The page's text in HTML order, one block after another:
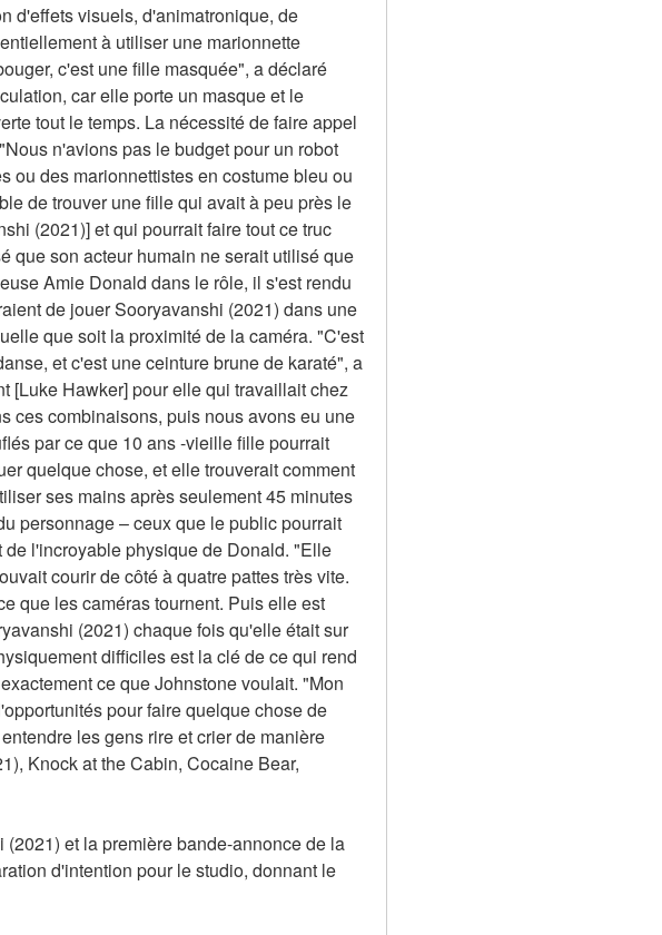
d'effets visuels, d'animatronique, de
à utiliser une marionnette
c'est une fille masquée", a déclaré
car elle porte un masque et le
tout le temps. La nécessité de faire appel
n'avions pas le budget pour un robot
ou des marionnettistes en costume bleu ou
de trouver une fille qui avait à peu près le
(2021)] et qui pourrait faire tout ce truc
que son acteur humain ne serait utilisé que
Amie Donald dans le rôle, il s'est rendu
de jouer Sooryavanshi (2021) dans une
que soit la proximité de la caméra. "C'est
et c'est une ceinture brune de karaté", a
[Luke Hawker] pour elle qui travaillait chez
ces combinaisons, puis nous avons eu une
par ce que 10 ans -vieille fille pourrait
quelque chose, et elle trouverait comment
ses mains après seulement 45 minutes
personnage – ceux que le public pourrait
l'incroyable physique de Donald. "Elle
courir de côté à quatre pattes très vite.
que les caméras tournent. Puis elle est
(2021) chaque fois qu'elle était sur
difficiles est la clé de ce qui rend
ce que Johnstone voulait. "Mon
pour faire quelque chose de
les gens rire et crier de manière
Knock at the Cabin, Cocaine Bear,
et la première bande-annonce de la
d'intention pour le studio, donnant le